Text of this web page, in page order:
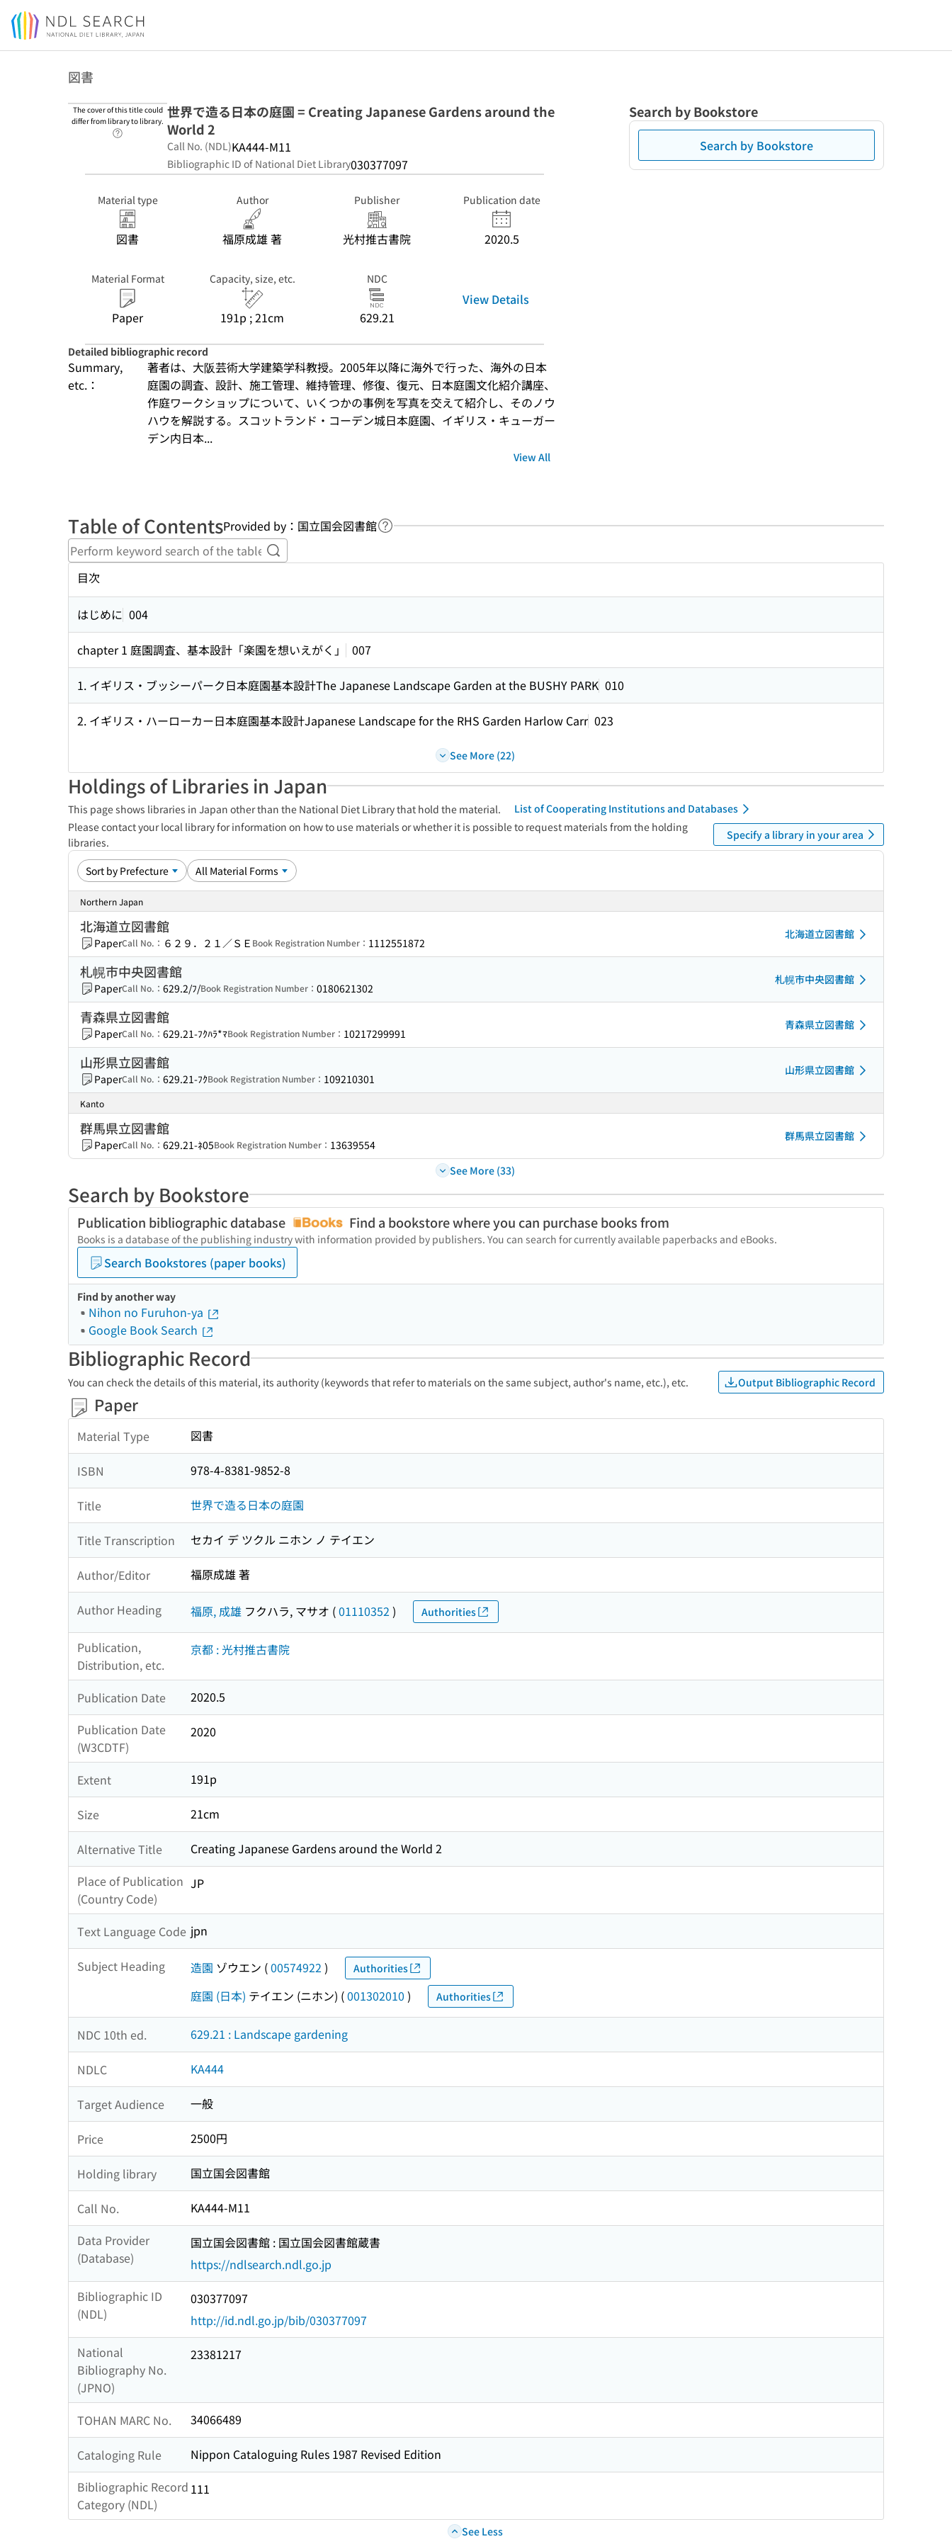
Jump to main content
図書
The cover of this title could
differ from library to library.
Link to Help Page
世界で造る日本の庭園 = Creating Japanese Gardens around the
World 2
Call No. (NDL)KA444-M11
Bibliographic ID of National Diet Library030377097
Material type
図書
Author
福原成雄 著
Publisher
光村推古書院
Publication date
2020.5
Material Format
Paper
Capacity, size, etc.
191p ; 21cm
NDC
629.21
View Details
Detailed bibliographic record
Summary,
etc.：
著者は、大阪芸術大学建築学科教授。2005年以降に海外で行った、海外の日本
庭園の調査、設計、施工管理、維持管理、修復、復元、日本庭園文化紹介講座、
作庭ワークショップについて、いくつかの事例を写真を交えて紹介し、そのノウ
ハウを解説する。スコットランド・コーデン城日本庭園、イギリス・キューガー
デン内日本...
View All
Search by Bookstore
Search by Bookstore
Table of ContentsProvided by：国立国会図書館 Link to Help Page
Perform keyword search of the table of contents
目次
はじめに 004
chapter 1 庭園調査、基本設計「楽園を想いえがく」 007
1. イギリス・ブッシーパーク日本庭園基本設計The Japanese Landscape Garden at the BUSHY PARK 010
2. イギリス・ハーローカー日本庭園基本設計Japanese Landscape for the RHS Garden Harlow Carr 023
See More (22)
Holdings of Libraries in Japan
This page shows libraries in Japan other than the National Diet Library that hold the material.
List of Cooperating Institutions and Databases
Please contact your local library for information on how to use materials or whether it is possible to request materials from the holding
libraries.
Specify a library in your area
Northern Japan
北海道立図書館
PaperCall No.： ６２９．２１／ＳＥ Book Registration Number： 1112551872
北海道立図書館
札幌市中央図書館
PaperCall No.： 629.2/ﾌ/Book Registration Number： 0180621302
札幌市中央図書館
青森県立図書館
PaperCall No.： 629.21-ﾌｸﾊﾗ*ﾏBook Registration Number： 10217299991
青森県立図書館
山形県立図書館
PaperCall No.： 629.21-ﾌｸBook Registration Number： 109210301
山形県立図書館
Kanto
群馬県立図書館
PaperCall No.： 629.21-ﾈ05Book Registration Number： 13639554
群馬県立図書館
See More (33)
Search by Bookstore
Publication bibliographic database Find a bookstore where you can purchase books from
Books is a database of the publishing industry with information provided by publishers. You can search for currently available paperbacks and eBooks.
Search Bookstores (paper books)
Find by another way
Nihon no Furuhon-ya
Google Book Search
Bibliographic Record
You can check the details of this material, its authority (keywords that refer to materials on the same subject, author's name, etc.), etc. Output Bibliographic Record
Paper
Material Type 図書
ISBN 978-4-8381-9852-8
Title 世界で造る日本の庭園
Title Transcription セカイ デ ツクル ニホン ノ テイエン
Author/Editor 福原成雄 著
Author Heading 福原, 成雄 フクハラ, マサオ (01110352 ) Authorities
Publication,
Distribution, etc.
京都 : 光村推古書院
Publication Date
2020.5
Publication Date
(W3CDTF)
2020
Extent 191p
Size 21cm
Alternative Title
Creating Japanese Gardens around the World 2
Place of Publication
(Country Code)
JP
Text Language Code jpn
Subject Heading 造園 ゾウエン (00574922 ) Authorities
庭園 (日本) テイエン (ニホン) (001302010 ) Authorities
NDC 10th ed. 629.21 : Landscape gardening
NDLC KA444
Target Audience 一般
Price 2500円
Holding library 国立国会図書館
Call No.
KA444-M11
Data Provider
(Database)
国立国会図書館 : 国立国会図書館蔵書
https://ndlsearch.ndl.go.jp
Bibliographic ID
(NDL)
030377097
http://id.ndl.go.jp/bib/030377097
National
Bibliography No.
(JPNO)
23381217
TOHAN MARC No. 34066489
Cataloging Rule
Nippon Cataloguing Rules 1987 Revised Edition
Bibliographic Record
Category (NDL)
111
See Less